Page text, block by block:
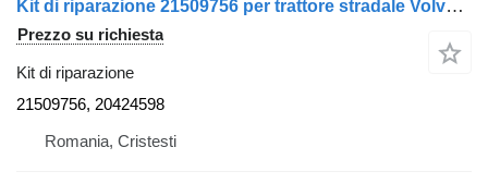
Kit di riparazione 21509756 per trattore stradale Volvo FH
Prezzo su richiesta
Kit di riparazione
21509756, 20424598
Romania, Cristesti